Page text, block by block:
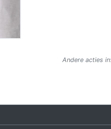
Andere acties in: